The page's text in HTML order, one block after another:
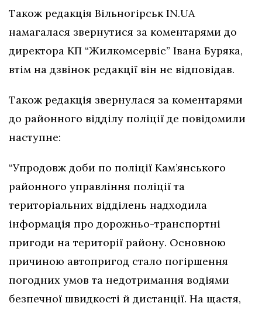
Також редакція Вільногірськ IN.UA
намагалася звернутися за коментарями до
директора КП “Жилкомсервіс” Івана Буряка,
втім на дзвінок редакції він не відповідав.
Також редакція звернулася за коментарями
до районного відділу поліції де повідомили
наступне:
“Упродовж доби по поліції Кам’янського
районного управління поліції та
територіальних відділень надходила
інформація про дорожньо-транспортні
пригоди на території району. Основною
причиною автопригод стало погіршення
погодних умов та недотримання водіями
безпечної швидкості й дистанції. На щастя,